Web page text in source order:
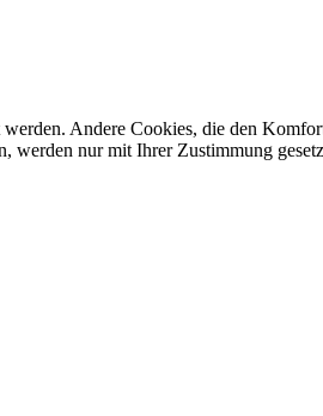
Andere Cookies, die den
werden nur mit Ihrer Zustimmung